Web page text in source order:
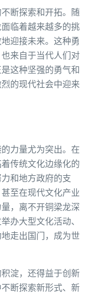
断探索和开拓。随
临着越来越多的挑
迎接未来。这种勇
来自于当代人们对
这种坚强的勇气和
的现代社会中迎来
力量尤为突出。在
传统文化边缘化的
和地方政府的支
至在现代文化产业
，离不开铜梁龙深
办大型文化活动、
走出国门，成为世
淀，还得益于创新
断探索新形式、新